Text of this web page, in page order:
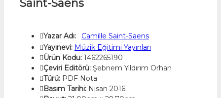
Saint-Saens
Yazar Adı:
Camille Saint-Saens
Yayınevi: Müzik Eğitimi Yayınları
Ürün Kodu: 1462265190
Çeviri Editörü: Şebnem Yıldırım Orhan
Türü: PDF Nota
Basım Tarihi: Nisan 2016